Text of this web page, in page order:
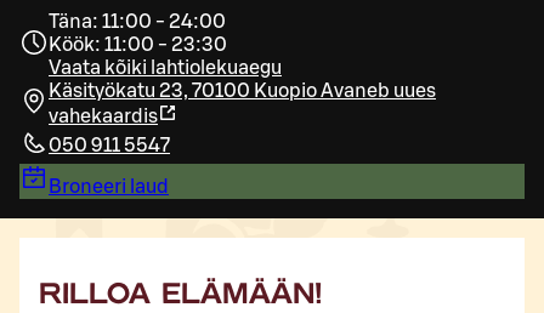
Täna: 11:00 - 24:00
Köök: 11:00 - 23:30
Vaata kõiki lahtiolekuaegu
Käsityökatu 23, 70100 KuopioAvaneb uues
vahekaardis
050 911 5547
Broneeri laud
RILLOA ELÄMÄÄN!